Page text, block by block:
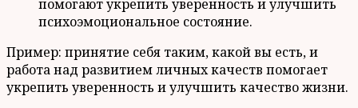
помогают укрепить уверенность и улучшить
психоэмоциональное состояние.
Пример: принятие себя таким, какой вы есть, и
работа над развитием личных качеств помогает
укрепить уверенность и улучшить качество жизни.